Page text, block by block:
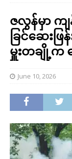
ဇလွန်မှာ က
ခြင်ဆေးဖ
မှူးတချို့က
June 10, 2026